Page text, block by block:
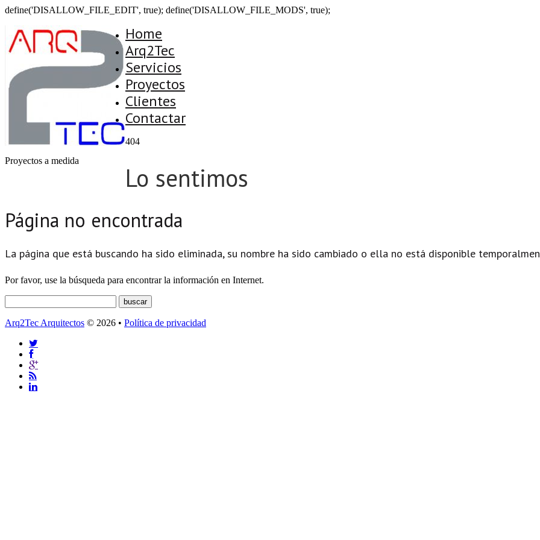
define('DISALLOW_FILE_EDIT', true); define('DISALLOW_FILE_MODS', true);
Proyectos a medida
Home
Arq2Tec
Servicios
Proyectos
Clientes
Contactar
404
Lo sentimos
Página no encontrada
La página que está buscando ha sido eliminada, su nombre ha sido cambiado o ella no está disponible
Por favor, use la búsqueda para encontrar la información en Internet.
Arq2Tec Arquitectos © 2026 • Política de privacidad